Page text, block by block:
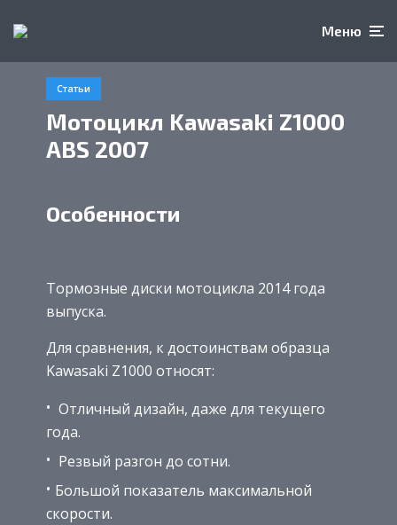
Меню
Статьи
Мотоцикл Kawasaki Z1000
ABS 2007
Особенности
Тормозные диски мотоцикла 2014 года
выпуска.
Для сравнения, к достоинствам образца
Kawasaki Z1000 относят:
Отличный дизайн, даже для текущего
года.
Резвый разгон до сотни.
Большой показатель максимальной
скорости.